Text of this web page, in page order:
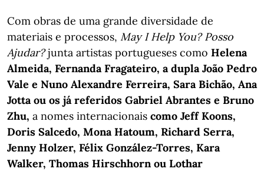
Com obras de uma grande diversidade de
materiais e processos, May I Help You? Posso
Ajudar?junta artistas portugueses como Helena
Almeida, Fernanda Fragateiro, a dupla João Pedro
Vale e Nuno Alexandre Ferreira, Sara Bichão, Ana
Jotta ou os já referidos Gabriel Abrantes e Bruno
Zhu, a nomes internacionais como Jeff Koons,
Doris Salcedo, Mona Hatoum, Richard Serra,
Jenny Holzer, Félix González-Torres, Kara
Walker, Thomas Hirschhorn ou Lothar